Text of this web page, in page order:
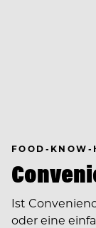
FOOD-KNOW-
Ist
oder eine